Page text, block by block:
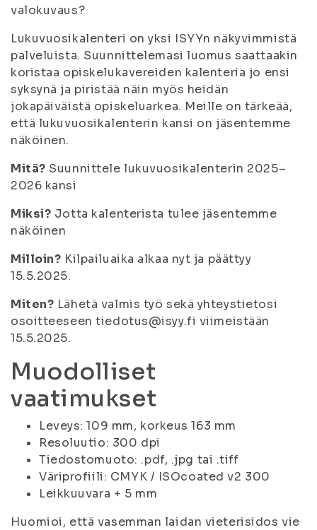
valokuvaus?
Lukuvuosikalenteri on yksi ISYYn näkyvimmistä
palveluista. Suunnittelemasi luomus saattaakin
koristaa opiskelukavereiden kalenteria jo ensi
syksynä ja piristää näin myös heidän
jokapäiväistä opiskeluarkea. Meille on tärkeää,
että lukuvuosikalenterin kansi on jäsentemme
näköinen.
Mitä? Suunnittele lukuvuosikalenterin 2025–
2026 kansi
Miksi? Jotta kalenterista tulee jäsentemme
näköinen
Milloin? Kilpailuaika alkaa nyt ja päättyy
15.5.2025.
Miten? Lähetä valmis työ sekä yhteystietosi
osoitteeseen tiedotus@isyy.fi viimeistään
15.5.2025.
Muodolliset
vaatimukset
Leveys: 109 mm, korkeus 163 mm
Resoluutio: 300 dpi
Tiedostomuoto: .pdf, .jpg tai .tiff
Väriprofiili: CMYK / ISOcoated v2 300
Leikkuuvara + 5 mm
Huomioi, että vasemman laidan vieterisidos vie